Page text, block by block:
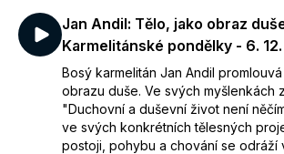
Jan Andil: Tělo, jako obraz
Karmelitánské pondělky - 6.
Bosý karmelitán Jan Andil
obrazu duše. Ve svých myšlenkách
"Duchovní a duševní život není
ve svých konkrétních tělesných
postoji, pohybu a chování se odráží